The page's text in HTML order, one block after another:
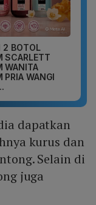
2 BOTOL
SCARLETT
WANITA
PRIA WANGI
dapatkan
kurus dan
Selain di
juga